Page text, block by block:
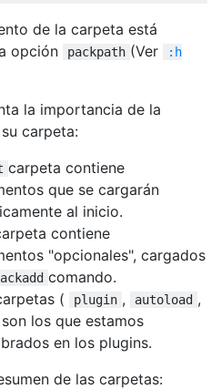
de la carpeta está
opción
packpath (Ver
:h
la importancia de la
carpeta:
carpeta contiene
que se cargarán
al inicio.
contiene
"opcionales", cargados
comando.
(
plugin , autoload ,
son los que estamos
en los plugins.
de las carpetas: